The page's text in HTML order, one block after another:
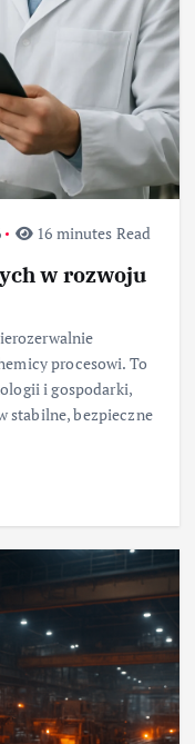
16 minutes Read
w rozwoju
procesowi. To
i gospodarki,
stabilne, bezpieczne